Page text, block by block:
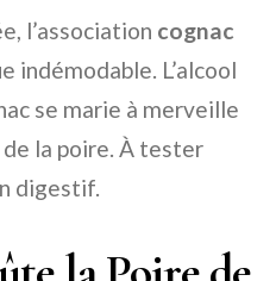
l’association cognac
indémodable. L’alcool
se marie à merveille
la poire. À tester
digestif.